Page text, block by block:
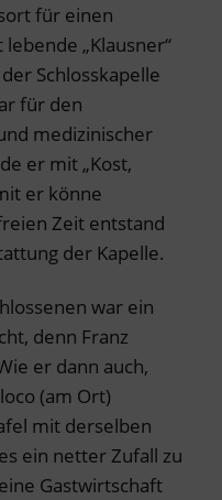
für einen
„Klausner“
Schlosskapelle
für den
medizinischer
er mit „Kost,
er könne
Zeit entstand
der Kapelle.
war ein
denn Franz
er dann auch,
(am Ort)
mit derselben
ein netter Zufall zu
Gastwirtschaft